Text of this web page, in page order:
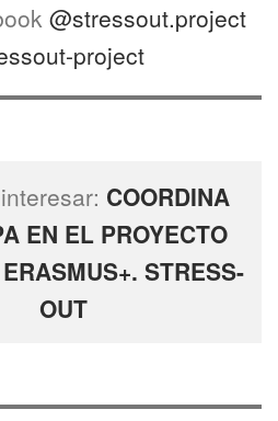
@stressout.project
project
COORDINA
EN EL PROYECTO
STRESS-
OUT